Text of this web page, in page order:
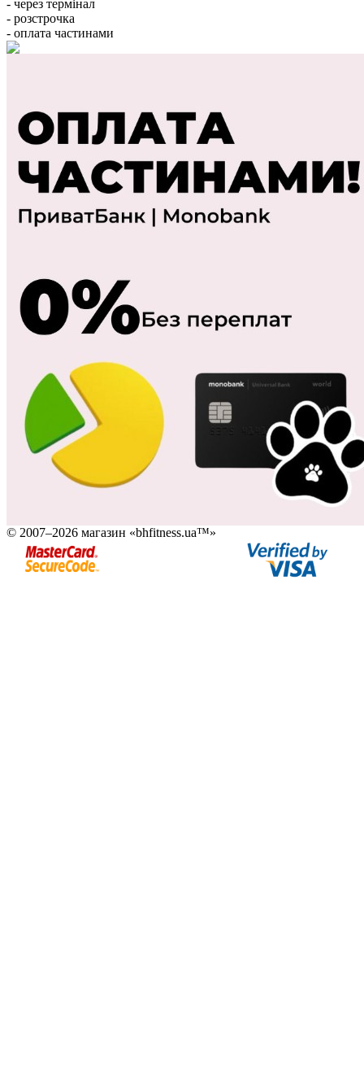
- через термінал
- розстрочка
- оплата частинами
© 2007–2026 магазин «bhfitness.ua™»